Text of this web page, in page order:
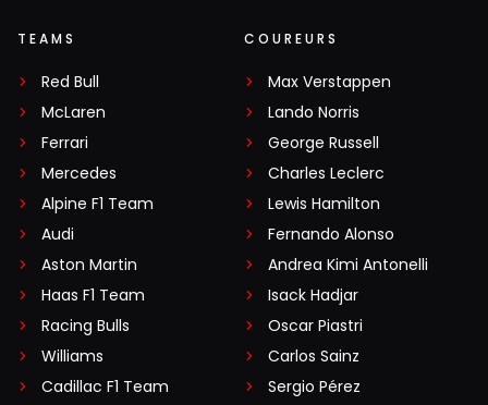
TEAMS
Red Bull
McLaren
Ferrari
Mercedes
Alpine F1 Team
Audi
Aston Martin
Haas F1 Team
Racing Bulls
Williams
Cadillac F1 Team
COUREURS
Max Verstappen
Lando Norris
George Russell
Charles Leclerc
Lewis Hamilton
Fernando Alonso
Andrea Kimi Antonelli
Isack Hadjar
Oscar Piastri
Carlos Sainz
Sergio Pérez